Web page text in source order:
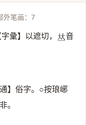
外笔画：7
彙】以遮切， 𠀤音
】俗字。○按琅峫
。